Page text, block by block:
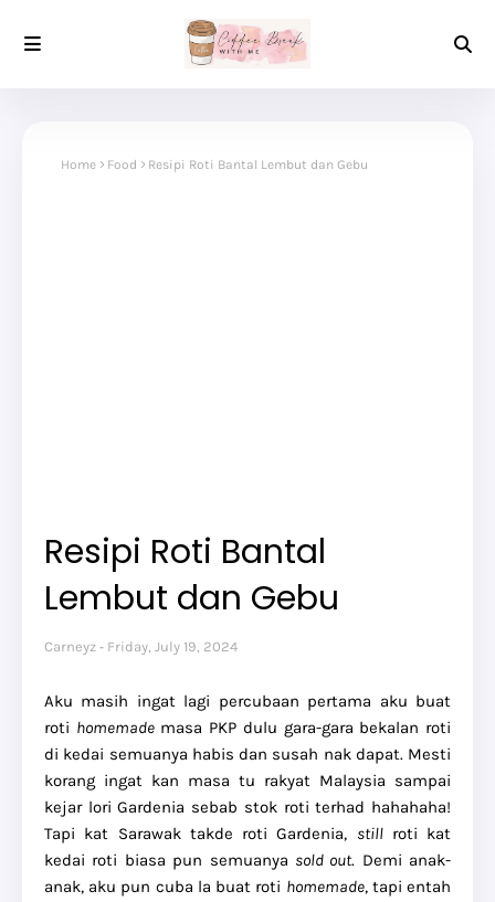
Home Food Resipi Roti Bantal Lembut dan Gebu
Resipi Roti Bantal
Lembut dan Gebu
Carneyz Friday, July 19, 2024
Aku masih ingat lagi percubaan pertama aku buat
roti homemademasa PKP dulu gara-gara bekalan roti
di kedai semuanya habis dan susah nak dapat. Mesti
korang ingat kan masa tu rakyat Malaysia sampai
kejar lori Gardenia sebab stok roti terhad hahahaha!
Tapi kat Sarawak takde roti Gardenia, stillroti kat
kedai roti biasa pun semuanya sold out. Demi anak-
anak, aku pun cuba la buat roti homemade, tapi entah